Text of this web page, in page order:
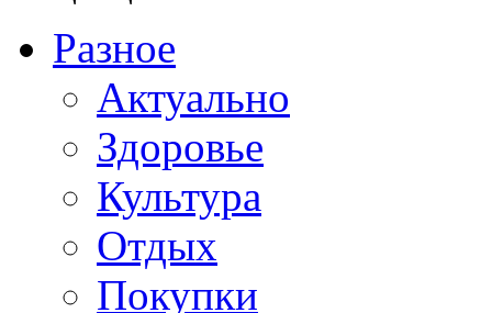
Разное
Актуально
Здоровье
Культура
Отдых
Покупки